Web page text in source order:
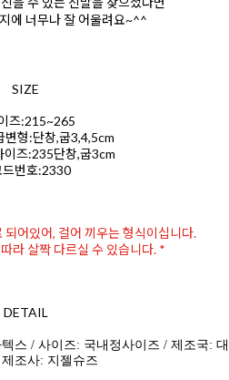
에 너무나 잘 어울려요~^^
SIZE
즈:215~265
변형:단창,굽3,4,5cm
이즈:235단창,굽3cm
드번호:2330
어있어, 걸어 끼우는 형식이십니다.
라 살짝 다르실 수 있습니다. *
DETAIL
스 / 사이즈: 국내정사이즈 / 제조국: 대
조사: 지젤슈즈